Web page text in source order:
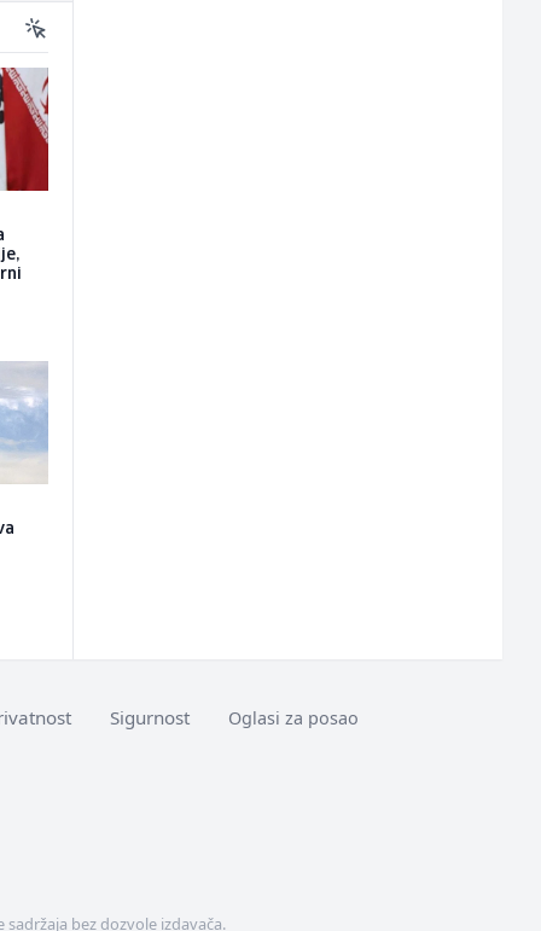
Sigurnost Oglasi za posao
bez dozvole izdavača.